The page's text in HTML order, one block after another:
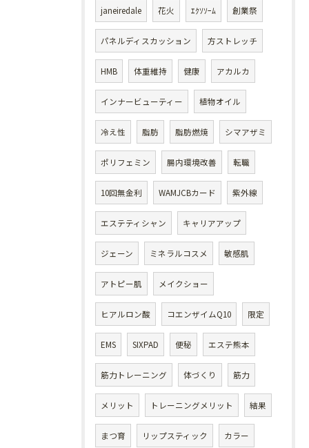
janeiredale 花火 ｴｸｿｿｰﾑ 創業祭
パネルディスカッション 方ストレッチ
HMB 体重維持 健康 アカルカ
インナービューティー 植物オイル
冷え性 脂肪 脂肪燃焼 シマアザミ
ポリフェミン 腸内環境改善 転職
10回無金利 WAMJCBカード 紫外線
エステティシャン キャリアアップ
ジェーン ミネラルコスメ 敏感肌
アトピー肌 メイクショー
ヒアルロン酸 コエンザイムQ10 限定
EMS SIXPAD 便秘 エステ熊本
筋力トレーニング 体づくり 筋力
メリット トレーニングメリット 結果
まつ育 リップスティック カラー